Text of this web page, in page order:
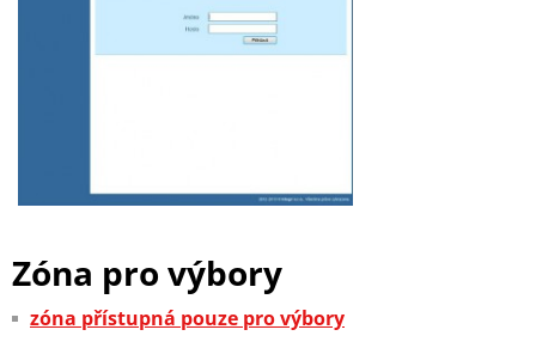
Zóna pro výbory
zóna přístupná pouze pro výbory